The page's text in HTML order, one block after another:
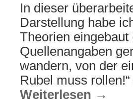
In dieser
Darstellung habe
Theorien
Quellenangaben
wandern, von der
Rubel muss
Weiterlesen →